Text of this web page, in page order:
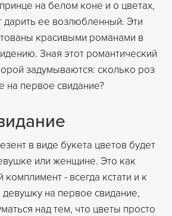
на белом коне и о цветах,
дарить ее возлюбленный. Эти
красивыми романами в
Зная этот романтический
задумываются: сколько роз
на первое свидание?
в виде букета цветов будет
или женщине. Это как
- всегда кстати и к
на первое свидание,
над тем, что цветы просто